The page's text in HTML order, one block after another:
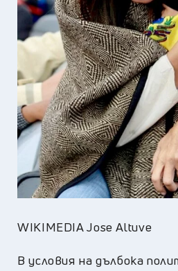
WIKIMEDIA Jose Altuve
В условия на дълбока